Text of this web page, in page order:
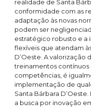
realidade de Santa
conformidade com as
adaptação às novas
podem ser
estratégico robusto e a
flexíveis que atendam
D’Oeste. A valorização
treinamentos
competências, é
implementação de
Santa Bárbara
a busca por inovação